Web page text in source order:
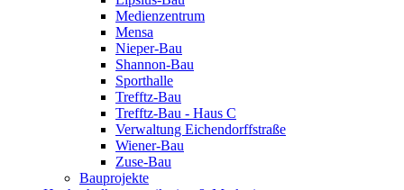
Medienzentrum
Mensa
Nieper-Bau
Shannon-Bau
Sporthalle
Trefftz-Bau
Trefftz-Bau - Haus C
Verwaltung Eichendorffstraße
Wiener-Bau
Zuse-Bau
Bauprojekte